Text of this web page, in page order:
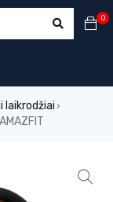
0
laikrodžiai›